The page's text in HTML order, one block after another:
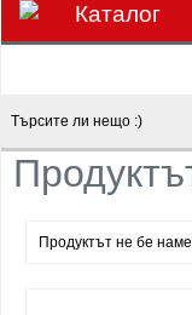
Каталог
Продуктът не бе